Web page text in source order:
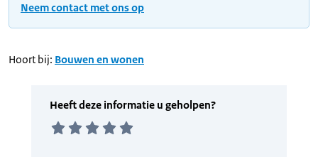
Neem contact met ons op
Hoort bij: Bouwen en wonen